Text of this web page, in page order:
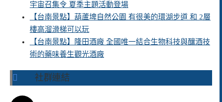
宇宙召集令 夏季主題活動登場
【台南景點】葫蘆埤自然公園 有很美的環湖步道 和 2層
樓高溜滑梯可以玩
【台南景點】隆田酒廠 全國唯一結合生物科技與釀酒技
術的藥味養生觀光酒廠
社群連結